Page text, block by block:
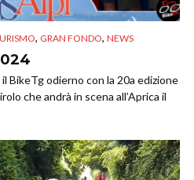
, GRAN FONDO, NEWS
BikeTg odierno con la 20a edizione
che andrà in scena all’Aprica il